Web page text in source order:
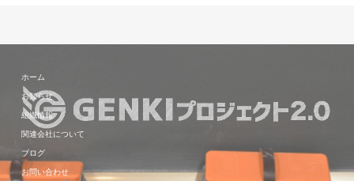
ホーム
お知らせ
組織情報
関連会社について
ブログ
お問い合わせ